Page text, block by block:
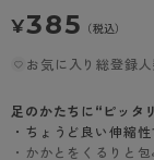
ハイジュニ
¥385 （税込）
お気に入り総登録人
足のかたちに“ピッタ
・ちょうど良い伸縮
・かかとをくるりと